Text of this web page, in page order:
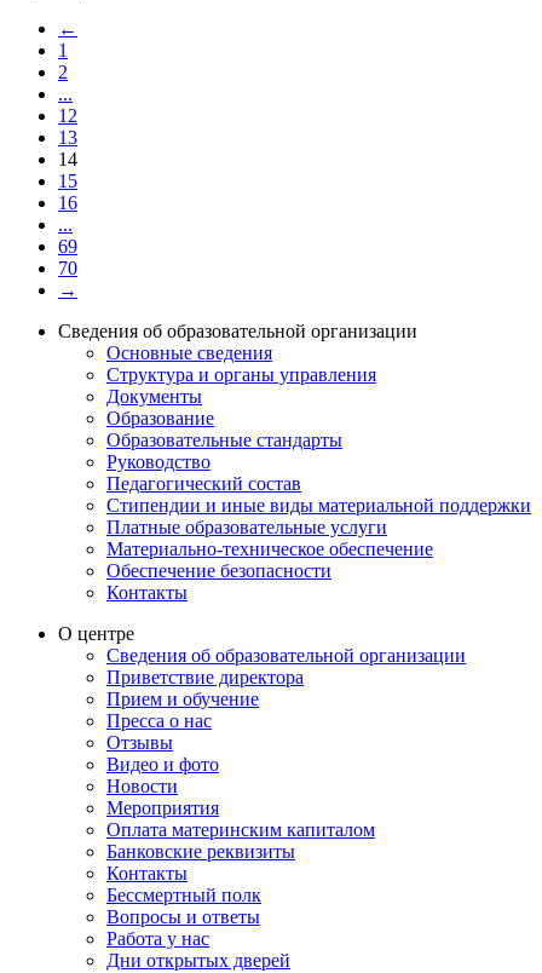
←
1
2
...
12
13
14
15
16
...
69
70
→
Сведения об образовательной организации
Основные сведения
Структура и органы управления
Документы
Образование
Образовательные стандарты
Руководство
Педагогический состав
Стипендии и иные виды материальной поддержки
Платные образовательные услуги
Материально-техническое обеспечение
Обеспечение безопасности
Контакты
О центре
Сведения об образовательной организации
Приветствие директора
Прием и обучение
Пресса о нас
Отзывы
Видео и фото
Новости
Мероприятия
Оплата материнским капиталом
Банковские реквизиты
Контакты
Бессмертный полк
Вопросы и ответы
Работа у нас
Дни открытых дверей